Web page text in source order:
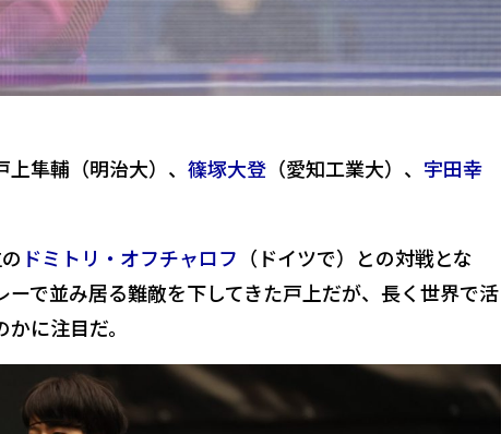
隼輔（明治大）、 篠塚大登 （愛知工業大）、 宇田幸
ドミトリ・オフチャロフ （ドイツで）との対戦とな
で並み居る難敵を下してきた戸上だが、長く世界で活
に注目だ。